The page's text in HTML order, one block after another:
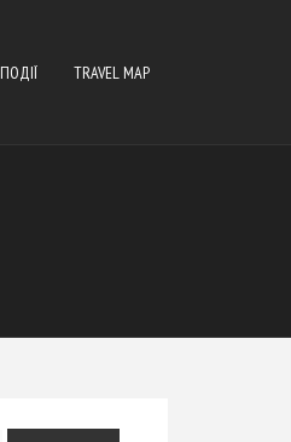
ПОДІЇ TRAVEL MAP